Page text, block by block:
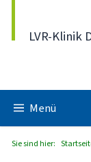
LVR-Klinik
Menü
Sie sind hier: